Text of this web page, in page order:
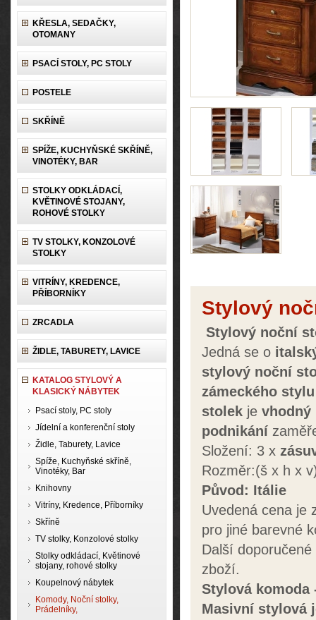
KŘESLA, SEDAČKY,
OTOMANY
PSACÍ STOLY, PC STOLY
POSTELE
SKŘÍNĚ
SPÍŽE, KUCHYŇSKÉ SKŘÍNĚ,
VINOTÉKY, BAR
STOLKY ODKLÁDACÍ,
KVĚTINOVÉ STOJANY,
ROHOVÉ STOLKY
TV STOLKY, KONZOLOVÉ
STOLKY
VITRÍNY, KREDENCE,
PŘÍBORNÍKY
ZRCADLA
ŽIDLE, TABURETY, LAVICE
KATALOG STYLOVÝ A
KLASICKÝ NÁBYTEK
Psací stoly, PC stoly
Jídelní a konferenční stoly
Židle, Taburety, Lavice
Spíže, Kuchyňské skříně,
Vinotéky, Bar
Knihovny
Vitríny, Kredence, Příborníky
Skříně
TV stolky, Konzolové stolky
Stolky odkládací, Květinové
stojany, rohové stolky
Koupelnový nábytek
Komody, Noční stolky,
Prádelníky,
Stylový
Stylový noční
Jedná se o
stylový noční
zámeckého
stolek je vhodný
podnikání
Složení: 3 x
Rozměr:(š x h x
Původ: Itálie
Uvedená cena je
pro jiné barevné
Další
zboží.
Stylová
Masivní stylová